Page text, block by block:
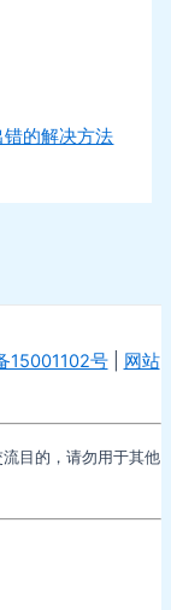
的解决方法
15001102号| 网站
目的，请勿用于其他